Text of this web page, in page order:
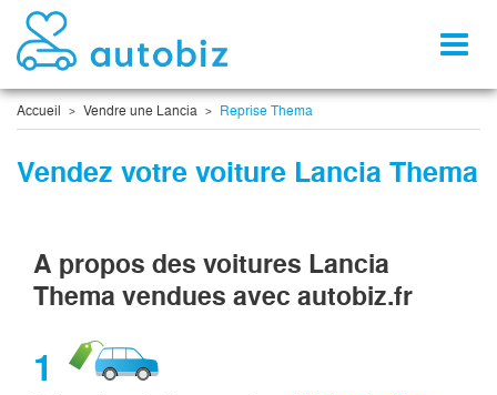
Accueil Vendre une Lancia Reprise Thema
Vendez votre voiture Lancia Thema
A propos des voitures Lancia
Thema vendues avec autobiz.fr
1